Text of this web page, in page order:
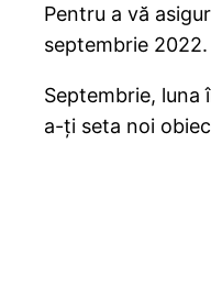
Pentru a vă
septembrie
Septembrie,
a-ți seta noi